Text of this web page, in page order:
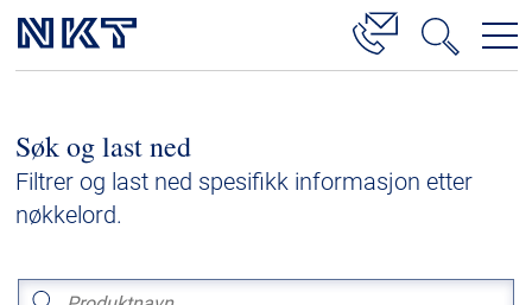
Høyspenningskabelløsninger
Kabelservice
Lavspenning
Søk og last ned
Filtrer og last ned spesifikk informasjon etter
nøkkelord.